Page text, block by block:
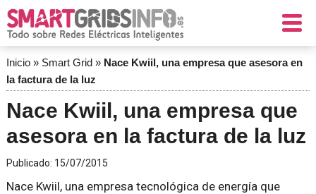
Inicio» Smart Grid» Nace Kwiil, una empresa que asesora en
la factura de la luz
Nace Kwiil, una empresa que
asesora en la factura de la luz
Publicado: 15/07/2015
Nace Kwiil, una empresa tecnológica de energía que